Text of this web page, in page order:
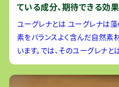
ている成分、期待できる効
ユーグレナとは ユーグレナは藻の一種で、豊富な栄養
素をバランスよく含んだ自然素
います。では、そのユーグレナと